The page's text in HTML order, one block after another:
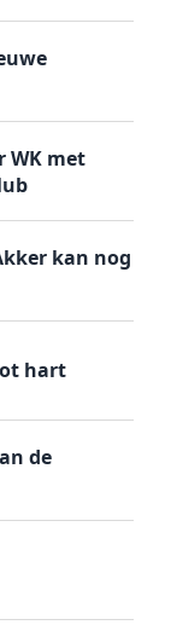
WK met
kan nog
hart
de